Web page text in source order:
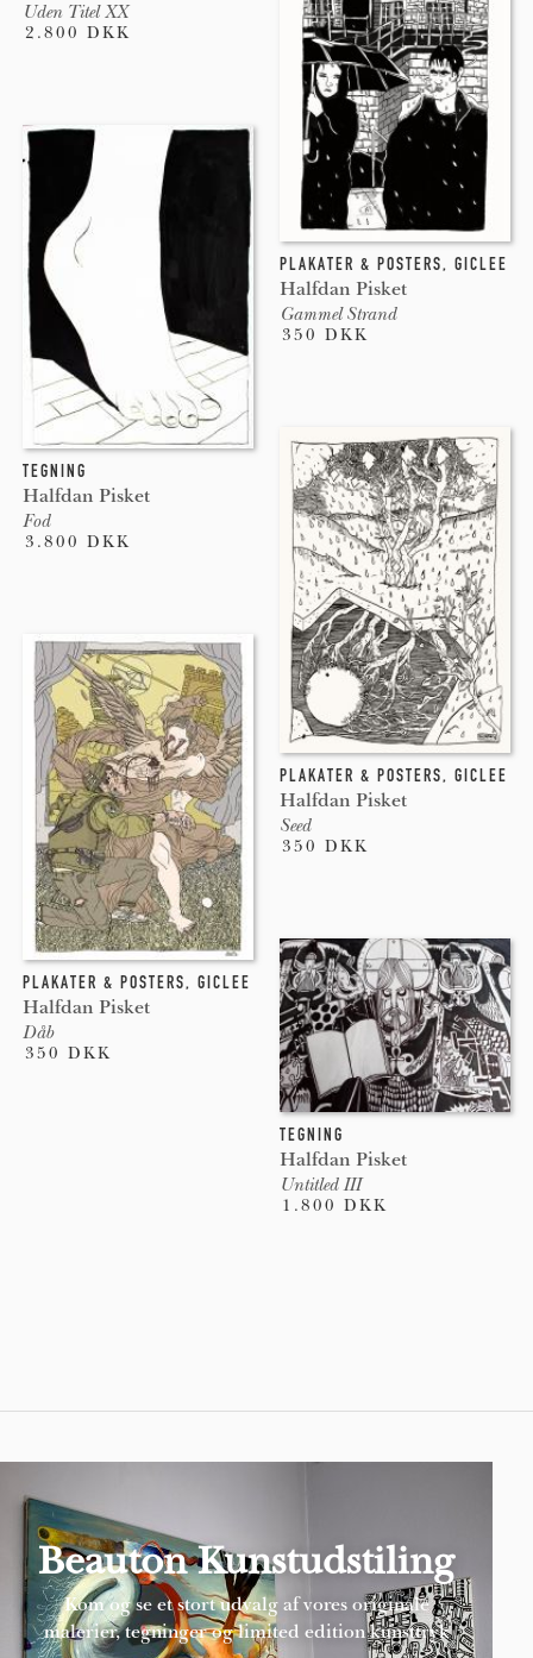
Uden Titel XX
2.800 DKK
PLAKATER & POSTERS, GICLEE
Halfdan Pisket
Gammel Strand
350 DKK
TEGNING
Halfdan Pisket
Fod
3.800 DKK
PLAKATER & POSTERS, GICLEE
Halfdan Pisket
Seed
350 DKK
PLAKATER & POSTERS, GICLEE
Halfdan Pisket
Dåb
350 DKK
TEGNING
Halfdan Pisket
Untitled III
1.800 DKK
Beauton Kunstudstiling
Kom og se et stort udvalg af vores originale
malerier, tegninger og limited edition kunsttryk